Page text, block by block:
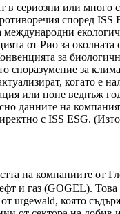
в сериозни или много
според ISS
от Рио за околната
за
споразумение за
когато е
или поне веднъж
данните на
с ISS ESG.
на компаниите от
и газ (GOGEL). Това
urgewald, която